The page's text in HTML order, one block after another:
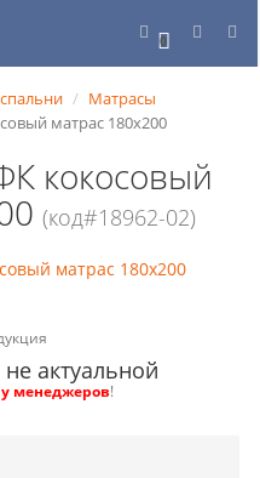
0
Матрасы
матрас 180x200
кокосовый
(код#18962-02)
актуальной
менеджеров!